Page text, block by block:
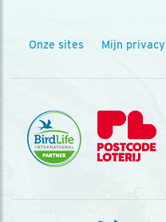
Onze sites Mijn privacy